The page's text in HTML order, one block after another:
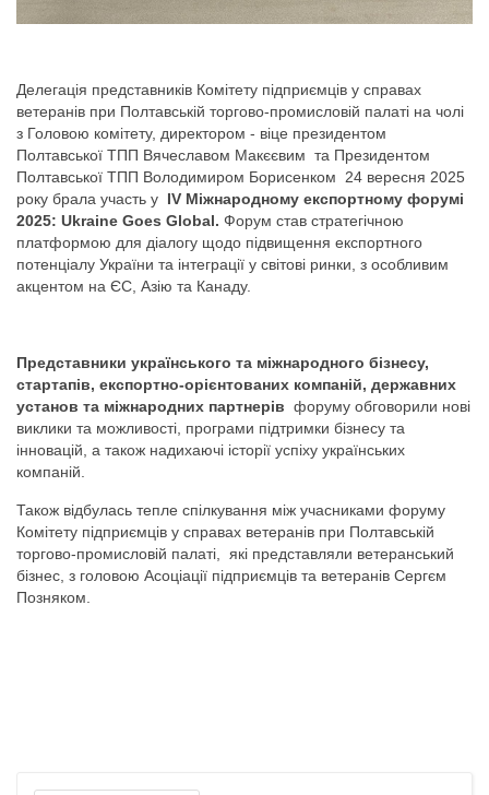
Делегація представників Комітету підприємців у справах
ветеранів при Полтавській торгово-промисловій палаті на чолі
з Головою комітету, директором - віце президентом
Полтавської ТПП Вячеславом Макєєвим та Президентом
Полтавської ТПП Володимиром Борисенком 24 вересня 2025
року брала участь у IV Міжнародному експортному форумі
2025: Ukraine Goes Global. Форум став стратегічною
платформою для діалогу щодо підвищення експортного
потенціалу України та інтеграції у світові ринки, з особливим
акцентом на ЄС, Азію та Канаду.
Представники українського та міжнародного бізнесу,
стартапів, експортно-орієнтованих компаній, державних
установ та міжнародних партнерів форуму обговорили нові
виклики та можливості, програми підтримки бізнесу та
інновацій, а також надихаючі історії успіху українських
компаній.
Також відбулась тепле спілкування між учасниками форуму
Комітету підприємців у справах ветеранів при Полтавській
торгово-промисловій палаті, які представляли ветеранський
бізнес, з головою Асоціації підприємців та ветеранів Сергєм
Позняком.